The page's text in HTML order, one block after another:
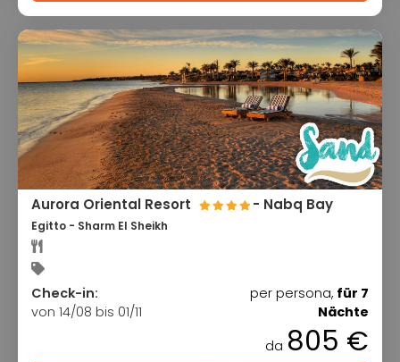
Aurora Oriental Resort - Nabq Bay
Egitto - Sharm El Sheikh
Check-in:
von 14/08 bis 01/11
per persona, für 7
Nächte
da 805 €